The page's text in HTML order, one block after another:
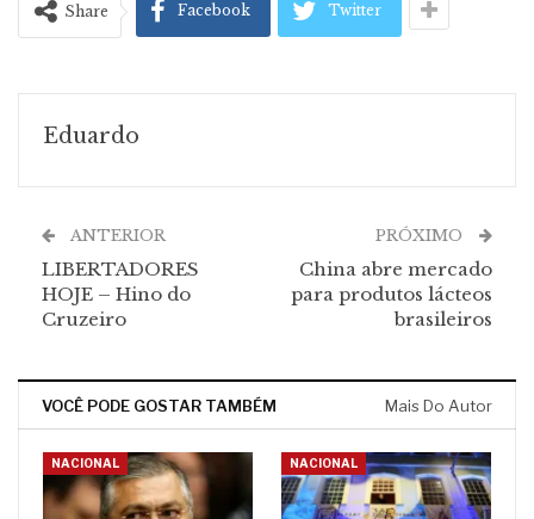
Share Facebook Twitter
Eduardo
ANTERIOR
LIBERTADORES
HOJE – Hino do
Cruzeiro
PRÓXIMO
China abre mercado
para produtos lácteos
brasileiros
VOCÊ PODE GOSTAR TAMBÉM Mais Do Autor
NACIONAL NACIONAL